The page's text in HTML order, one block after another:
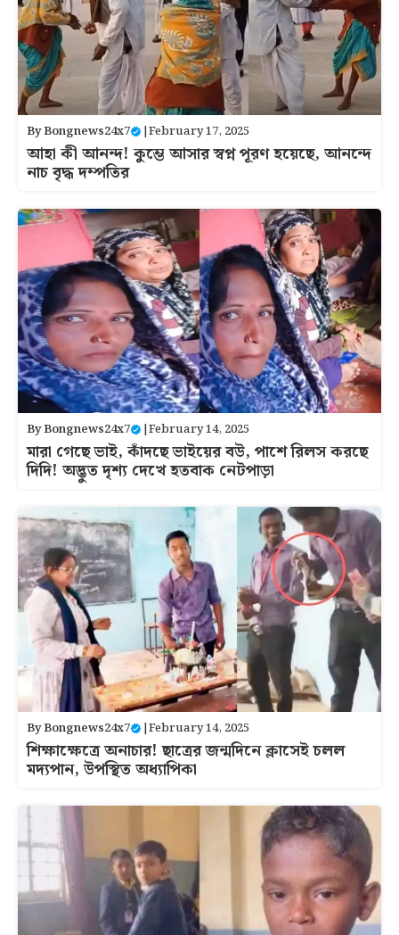
ByBongnews24x7 |February 17, 2025
আহা কী আনন্দ! কুম্ভে আসার স্বপ্ন পূরণ হয়েছে, আনন্দে
নাচ বৃদ্ধ দম্পতির
ByBongnews24x7 |February 14, 2025
মারা গেছে ভাই, কাঁদছে ভাইয়ের ব‌উ, পাশে রিলস করছে
দিদি! অদ্ভুত দৃশ্য দেখে হতবাক নেটপাড়া
ByBongnews24x7 |February 14, 2025
শিক্ষাক্ষেত্রে অনাচার! ছাত্রের জন্মদিনে ক্লাসেই চলল
মদ্যপান, উপস্থিত অধ্যাপিকা